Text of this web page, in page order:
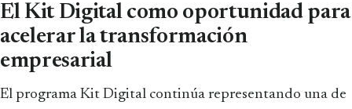
El Kit Digital como oportunidad para
acelerar la transformación
empresarial
El programa Kit Digital continúa representando una de